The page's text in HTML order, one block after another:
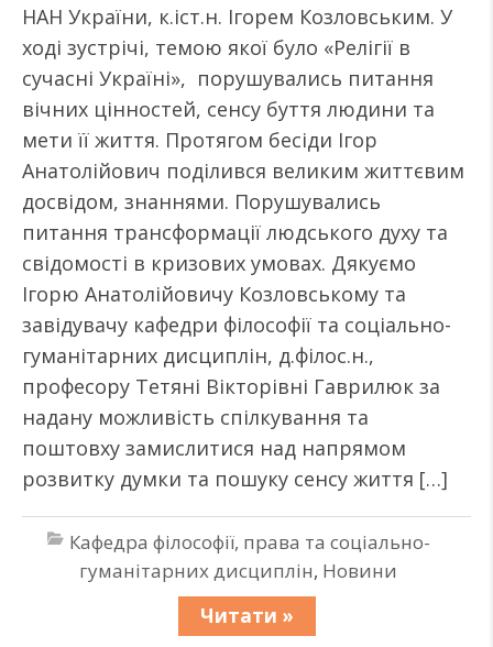
НАН України, к.іст.н. Ігорем Козловським. У
ході зустрічі, темою якої було «Релігії в
сучасні Україні», порушувались питання
вічних цінностей, сенсу буття людини та
мети її життя. Протягом бесіди Ігор
Анатолійович поділився великим життєвим
досвідом, знаннями. Порушувались
питання трансформації людського духу та
свідомості в кризових умовах. Дякуємо
Ігорю Анатолійовичу Козловському та
завідувачу кафедри філософії та соціально-
гуманітарних дисциплін, д.філос.н.,
професору Тетяні Вікторівні Гаврилюк за
надану можливість спілкування та
поштовху замислитися над напрямом
розвитку думки та пошуку сенсу життя […]
Кафедра філософії, права та соціально-
гуманітарних дисциплін, Новини
Читати »